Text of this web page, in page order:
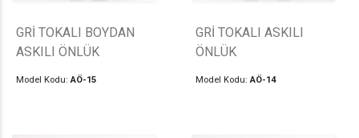
GRİ TOKALI BOYDAN
ASKILI ÖNLÜK
Model Kodu:AÖ-15
GRİ TOKALI ASKILI
ÖNLÜK
Model Kodu:AÖ-14